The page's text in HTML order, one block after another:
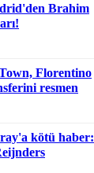
Brahim
Florentino
resmen
kötü haber: